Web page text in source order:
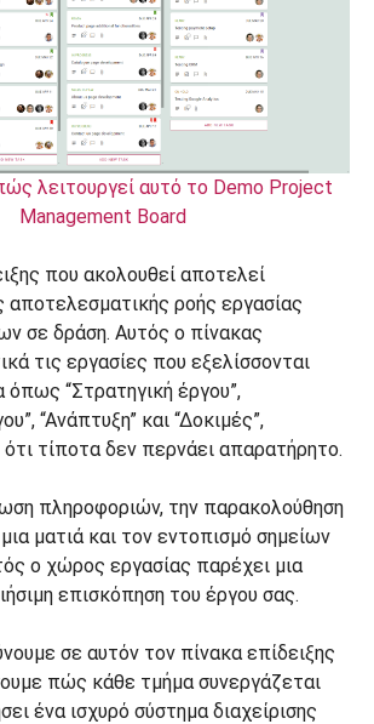
λειτουργεί αυτό το Demo Project
Management Board
που ακολουθεί αποτελεί
αποτελεσματικής ροής εργασίας
σε δράση. Αυτός ο πίνακας
τις εργασίες που εξελίσσονται
όπως “Στρατηγική έργου”,
“Ανάπτυξη” και “Δοκιμές”,
τίποτα δεν περνάει απαρατήρητο.
πληροφοριών, την παρακολούθηση
ματιά και τον εντοπισμό σημείων
ο χώρος εργασίας παρέχει μια
επισκόπηση του έργου σας.
σε αυτόν τον πίνακα επίδειξης
πώς κάθε τμήμα συνεργάζεται
ένα ισχυρό σύστημα διαχείρισης